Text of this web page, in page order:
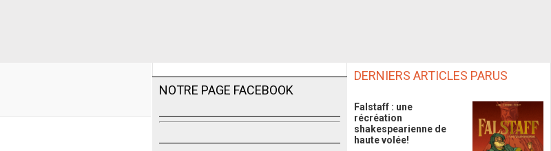
NOTRE PAGE FACEBOOK
DERNIERS ARTICLES PARUS
Falstaff : une
récréation
shakespearienne de
haute volée!